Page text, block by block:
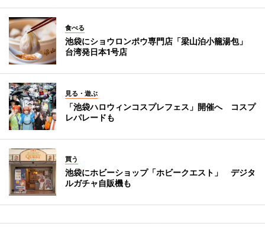
食べる
池袋にショウロンポウ専門店「梁山泊小籠湯包」
台湾発日本1号店
見る・遊ぶ
「池袋ハロウィンコスプレフェス」開催へ コスプ
レパレードも
買う
池袋にホビーショップ「ホビークエスト」 デジタ
ルガチャ自販機も